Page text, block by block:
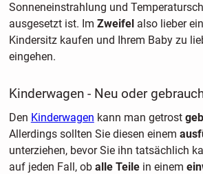
Sonneneinstrahlung und
ausgesetzt ist. Im Zweifelalso lieber
Kindersitz kaufen und Ihrem Baby zu
eingehen.
Kinderwagen - Neu oder
Den Kinderwagen kann man getrost
Allerdings sollten Sie diesen einem
unterziehen, bevor Sie ihn tatsächlich
auf jeden Fall, ob alle Teilein einem